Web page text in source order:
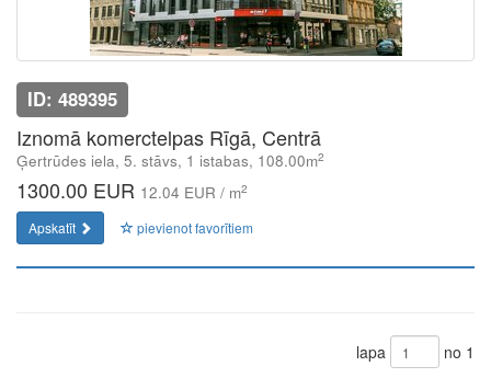
ID: 489395
Iznomā komerctelpas Rīgā, Centrā
Ģertrūdes iela, 5. stāvs, 1 istabas, 108.00m2
1300.00 EUR 12.04 EUR / m2
Apskatīt pievienot favorītiem
lapa no 1